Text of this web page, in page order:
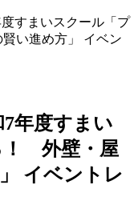
すまいスクール「プ
い進め方」 イベン
7年度すまい
！ 外壁・屋
イベントレ